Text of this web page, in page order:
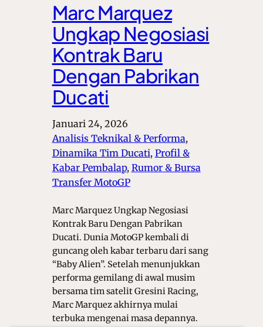
Marc Marquez
Ungkap Negosiasi
Kontrak Baru
Dengan Pabrikan
Ducati
Januari 24, 2026
Analisis Teknikal & Performa ,
Dinamika Tim Ducati, Profil &
Kabar Pembalap, Rumor & Bursa
Transfer MotoGP
Marc Marquez Ungkap Negosiasi
Kontrak Baru Dengan Pabrikan
Ducati. Dunia MotoGP kembali di
guncang oleh kabar terbaru dari sang
“Baby Alien”. Setelah menunjukkan
performa gemilang di awal musim
bersama tim satelit Gresini Racing,
Marc Marquez akhirnya mulai
terbuka mengenai masa depannya.